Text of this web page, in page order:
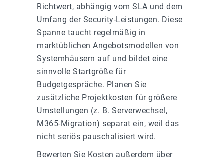
Richtwert, abhängig vom SLA und dem
Umfang der Security-Leistungen. Diese
Spanne taucht regelmäßig in
marktüblichen Angebotsmodellen von
Systemhäusern auf und bildet eine
sinnvolle Startgröße für
Budgetgespräche. Planen Sie
zusätzliche Projektkosten für größere
Umstellungen (z. B. Serverwechsel,
M365-Migration) separat ein, weil das
nicht seriös pauschalisiert wird.
Bewerten Sie Kosten außerdem über